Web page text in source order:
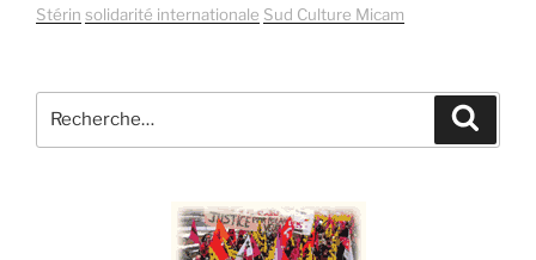
Stérin solidarité internationale Sud Culture Micam
pour